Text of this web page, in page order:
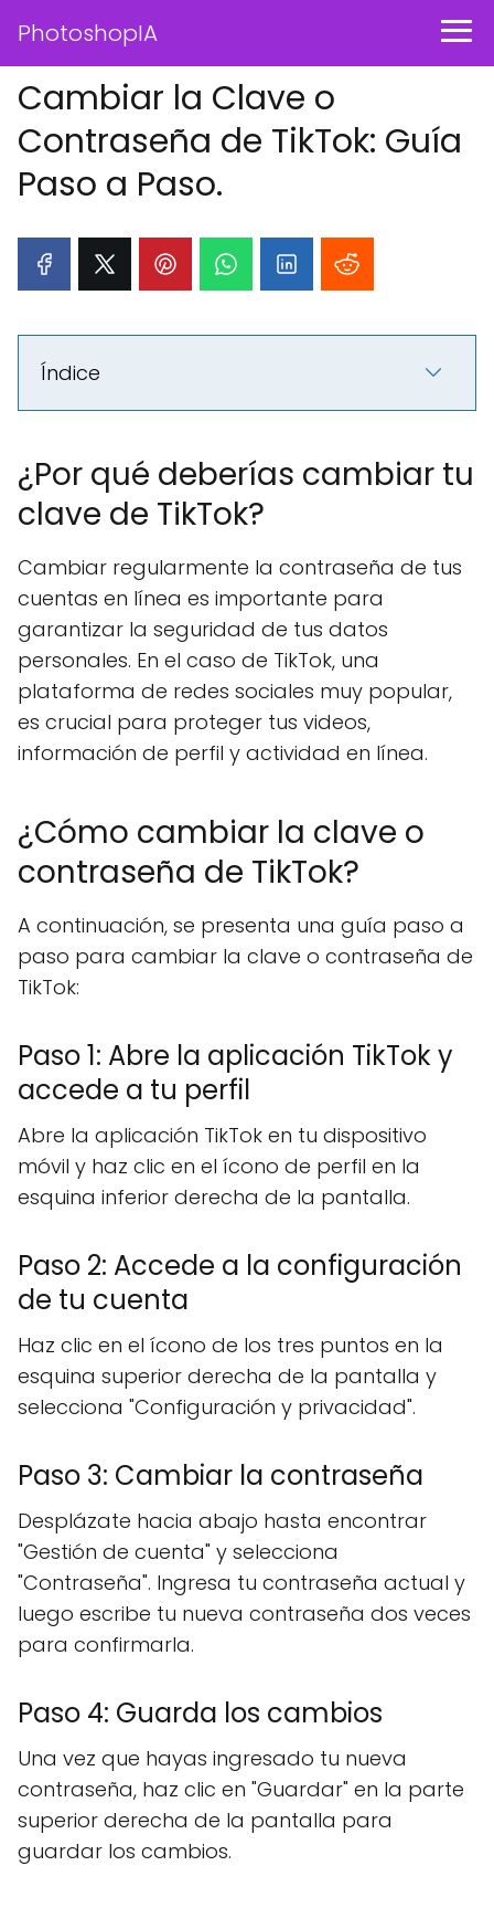
PhotoshopIA
Cambiar la Clave o
Contraseña de TikTok: Guía
Paso a Paso.
Índice
¿Por qué deberías cambiar tu
clave de TikTok?
Cambiar regularmente la contraseña de tus
cuentas en línea es importante para
garantizar la seguridad de tus datos
personales. En el caso de TikTok, una
plataforma de redes sociales muy popular,
es crucial para proteger tus videos,
información de perfil y actividad en línea.
¿Cómo cambiar la clave o
contraseña de TikTok?
A continuación, se presenta una guía paso a
paso para cambiar la clave o contraseña de
TikTok:
Paso 1: Abre la aplicación TikTok y
accede a tu perfil
Abre la aplicación TikTok en tu dispositivo
móvil y haz clic en el ícono de perfil en la
esquina inferior derecha de la pantalla.
Paso 2: Accede a la configuración
de tu cuenta
Haz clic en el ícono de los tres puntos en la
esquina superior derecha de la pantalla y
selecciona "Configuración y privacidad".
Paso 3: Cambiar la contraseña
Desplázate hacia abajo hasta encontrar
"Gestión de cuenta" y selecciona
"Contraseña". Ingresa tu contraseña actual y
luego escribe tu nueva contraseña dos veces
para confirmarla.
Paso 4: Guarda los cambios
Una vez que hayas ingresado tu nueva
contraseña, haz clic en "Guardar" en la parte
superior derecha de la pantalla para
guardar los cambios.